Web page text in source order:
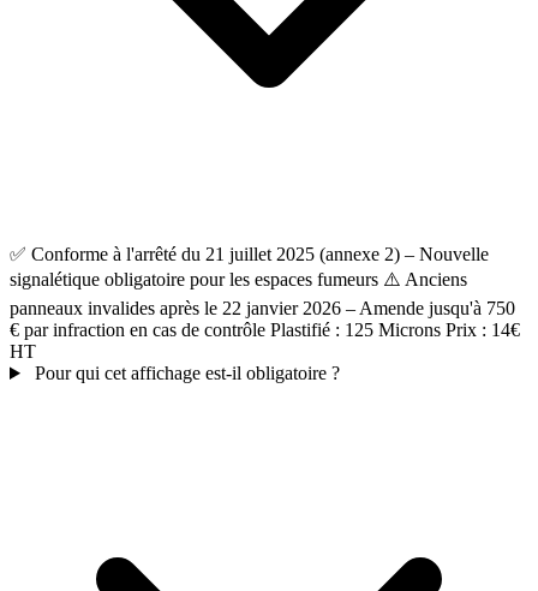
✅ Conforme à l'arrêté du 21 juillet 2025 (annexe 2) – Nouvelle
signalétique obligatoire pour les espaces fumeurs ⚠️ Anciens
panneaux invalides après le 22 janvier 2026 – Amende jusqu'à 750
€ par infraction en cas de contrôle Plastifié : 125 Microns Prix : 14€
HT
Pour qui cet affichage est-il obligatoire ?